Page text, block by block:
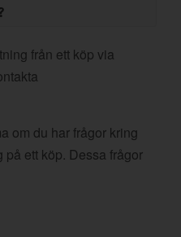
från ett köp via
om du har frågor kring
på ett köp. Dessa frågor